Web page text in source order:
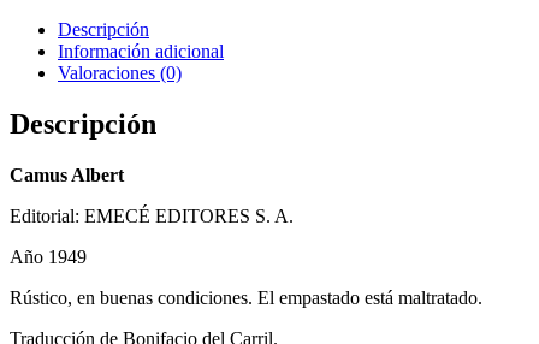
Descripción
Información adicional
Valoraciones (0)
Descripción
Camus Albert
Editorial: EMECÉ EDITORES S. A.
Año 1949
Rústico, en buenas condiciones. El empastado está maltratado.
Traducción de Bonifacio del Carril.